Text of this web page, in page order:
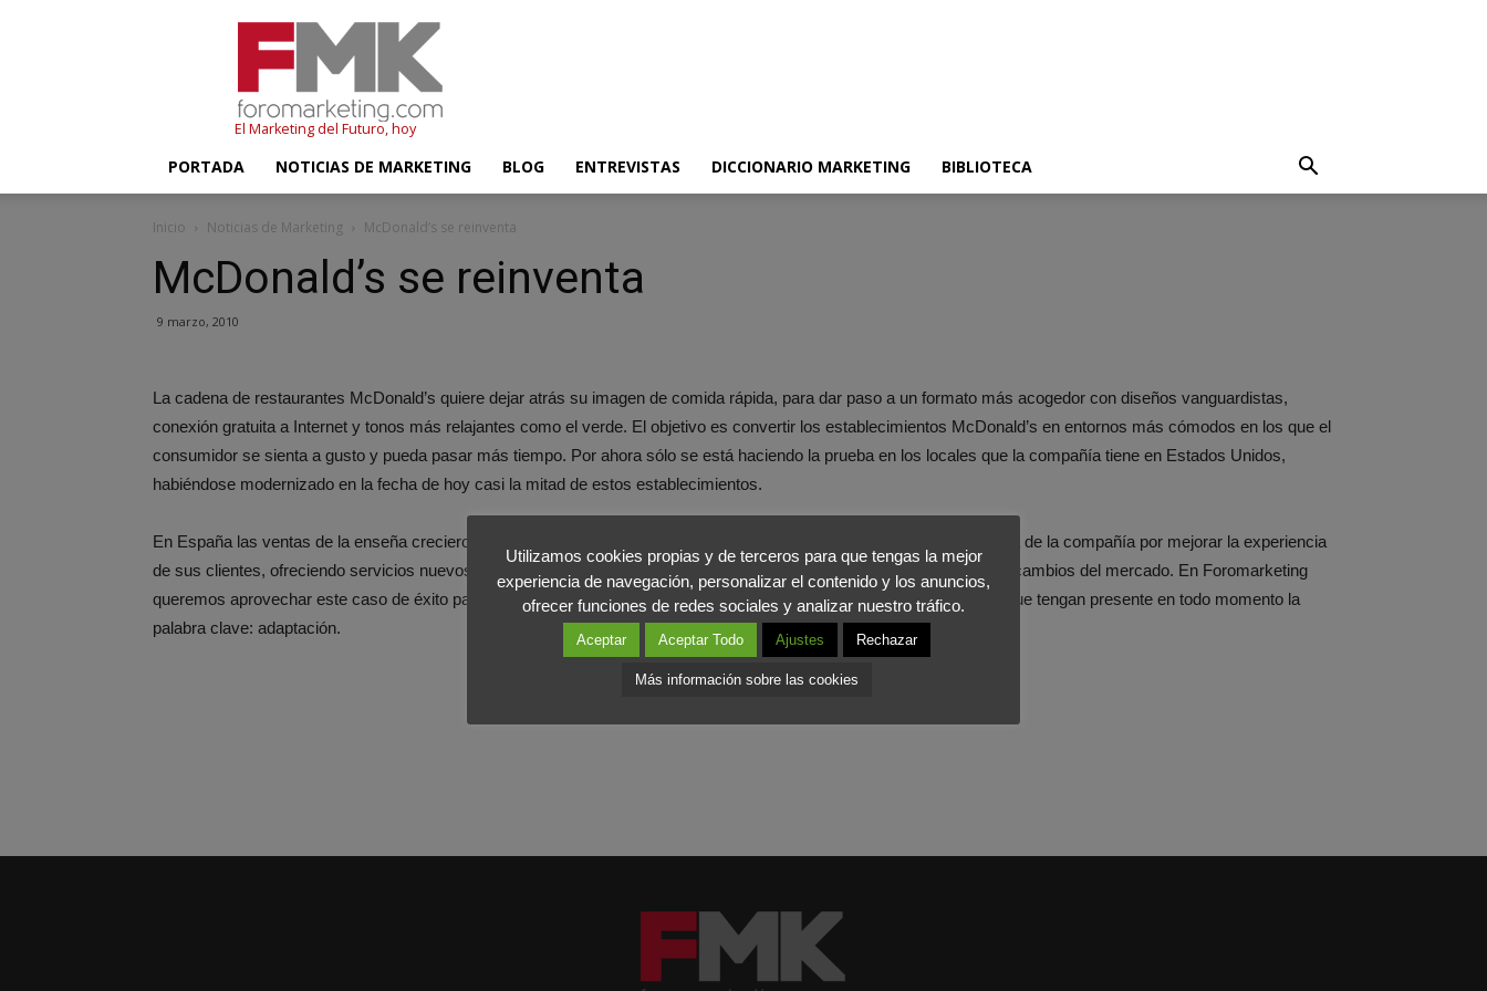
El Marketing del Futuro, hoy
PORTADA NOTICIAS DE MARKETING BLOG ENTREVISTAS DICCIONARIO MARKETING BIBLIOTECA
Inicio Noticias de Marketing McDonald’s se reinventa
McDonald’s se reinventa
9 marzo, 2010
La cadena de restaurantes McDonald’s quiere dejar atrás su imagen de comida rápida, para dar paso a un formato más acogedor con diseños vanguardistas,
conexión gratuita a Internet y tonos más relajantes como el verde. El objetivo es convertir los establecimientos McDonald’s en entornos más cómodos en los que el
consumidor se sienta a gusto y pueda pasar más tiempo. Por ahora sólo se está haciendo la prueba en los locales que la compañía tiene en Estados Unidos,
habiéndose modernizado en la fecha de hoy casi la mitad de estos establecimientos.
En España las ventas de la enseña crecieron un 6% en 2009, alcanzando los 801 millones de euros gracias a la apuesta de la compañía por mejorar la experiencia
de sus clientes, ofreciendo servicios nuevos y mediante una constante adaptación de su fórmula como respuesta a los cambios del mercado. En Foromarketing
queremos aprovechar este caso de éxito para animar al sector de la restauración a que busquen nuevos formatos y a que tengan presente en todo momento la
palabra clave: adaptación.
Utilizamos cookies propias y de terceros para que tengas la mejor
experiencia de navegación, personalizar el contenido y los anuncios,
ofrecer funciones de redes sociales y analizar nuestro tráfico.
Aceptar Aceptar Todo Ajustes Rechazar
Más información sobre las cookies